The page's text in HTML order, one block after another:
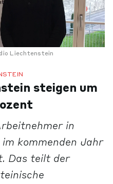
Liechtenstein
steigen um
in
kommenden Jahr
Das teilt der